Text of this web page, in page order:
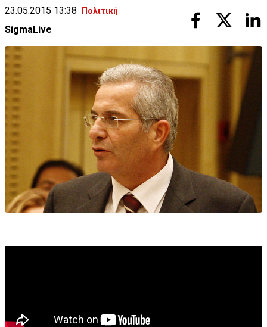
23.05.2015 13:38 Πολιτική
SigmaLive